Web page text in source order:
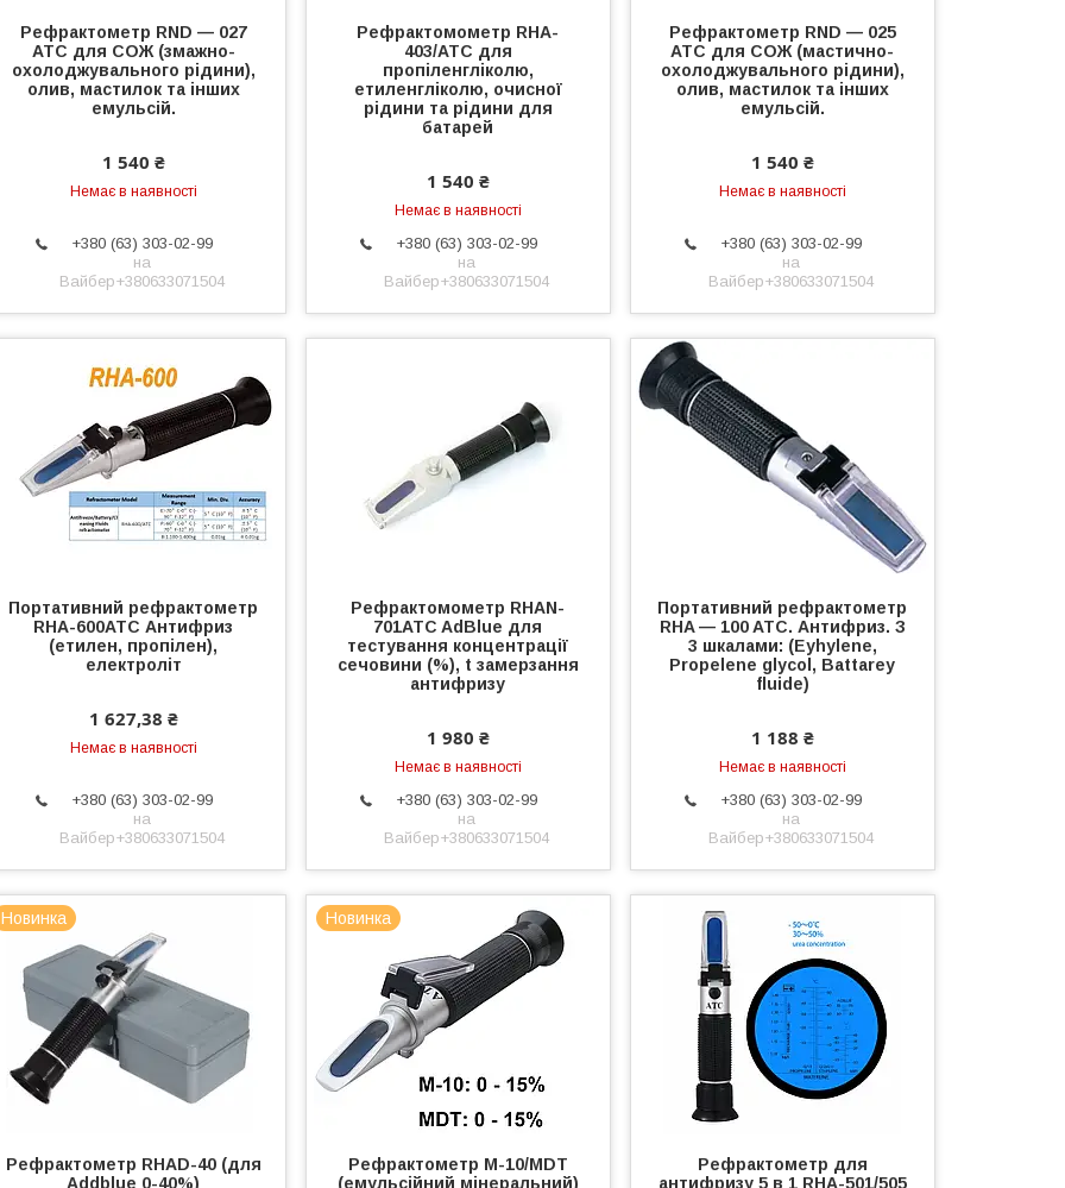
Рефрактометр RND — 027
ATC для СОЖ (змажно-
охолоджувального рідини),
олив, мастилок та інших
емульсій.
1 540 ₴
Немає в наявності
+380 (63) 303-02-99
на
Вайбер+380633071504
Рефрактомометр RHA-
403/ATC для
пропіленгліколю,
етиленгліколю, очисної
рідини та рідини для
батарей
1 540 ₴
Немає в наявності
+380 (63) 303-02-99
на
Вайбер+380633071504
Рефрактометр RND — 025
ATC для СОЖ (мастично-
охолоджувального рідини),
олив, мастилок та інших
емульсій.
1 540 ₴
Немає в наявності
+380 (63) 303-02-99
на
Вайбер+380633071504
Портативний рефрактометр
RHA-600ATC Антифриз
(етилен, пропілен),
електроліт
1 627,38 ₴
Немає в наявності
+380 (63) 303-02-99
на
Вайбер+380633071504
Рефрактомометр RHAN-
701ATC AdBlue для
тестування концентрації
сечовини (%), t замерзання
антифризу
1 980 ₴
Немає в наявності
+380 (63) 303-02-99
на
Вайбер+380633071504
Портативний рефрактометр
RHA — 100 ATC. Антифриз. З
3 шкалами: (Eyhylene,
Propelene glycol, Battarey
fluide)
1 188 ₴
Немає в наявності
+380 (63) 303-02-99
на
Вайбер+380633071504
Новинка
Рефрактометр RHAD-40 (для
Addblue 0-40%)
Новинка
Рефрактометр M-10/MDT
(емульсійний мінеральний)
Рефрактометр для
антифризу 5 в 1 RHA-501/505